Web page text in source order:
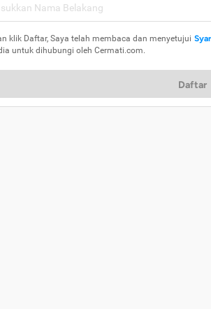
klik Daftar, Saya telah membaca dan menyetujui
untuk dihubungi oleh Cermati.com.
Daftar